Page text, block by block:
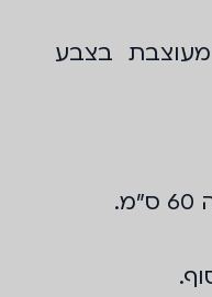
בצבע